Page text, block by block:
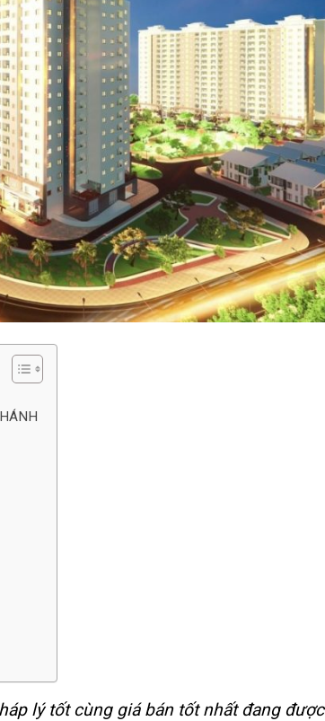
lý tốt cùng giá bán tốt nhất đang được